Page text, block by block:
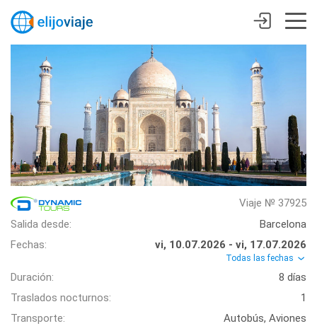
Viaje № 37925
Salida desde:
Barcelona
Fechas:
vi, 10.07.2026 - vi, 17.07.2026
Todas las fechas
Duración:
8 días
Traslados nocturnos:
1
Transporte:
Autobús, Aviones